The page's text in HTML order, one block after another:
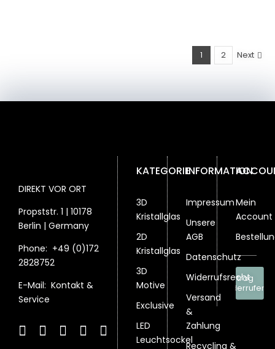
1 2 Next
DIREKT VOR ORT
Propststr. 1 | 10178
Berlin | Germany
Phone: +49 (0)172
2828752
E-Mail: Kontakt &
Service
KATEGORIE
3D
Kristallglas
2D
Kristallglas
3D
Motive
Exclusive
LED
Leuchtsockel
INFORMATION
Impressum
Unsere
AGB
Datenschutz
Widerrufsrecht
Versand
&
Zahlung
Recycling &
Mein
Account
Vertrag
widerrufen